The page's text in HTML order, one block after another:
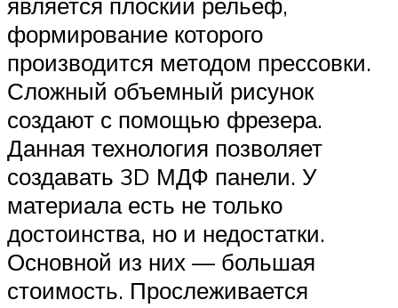
формирование которого
производится методом прессовки.
Сложный объемный рисунок
создают с помощью фрезера.
Данная технология позволяет
создавать 3D МДФ панели. У
материала есть не только
достоинства, но и недостатки.
Основной из них — большая
стоимость. Прослеживается